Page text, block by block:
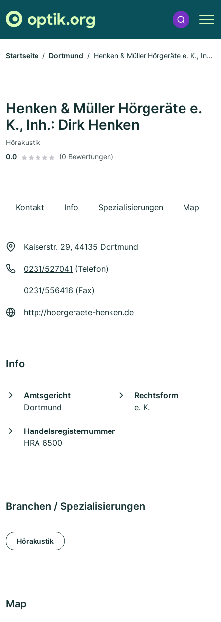
Startseite Dortmund
Henken & Müller Hörgeräte e. K., Inh.:
Henken & Müller Hörgeräte e.
K., Inh.: Dirk Henken
Hörakustik
0.0
(0 Bewertungen)
Kontakt Info Spezialisierungen Map
Kaiserstr. 29, 44135 Dortmund
0231/527041 (Telefon)
0231/556416 (Fax)
http://hoergeraete-henken.de
Info
Amtsgericht
Dortmund
Rechtsform
e. K.
Handelsregisternummer
HRA 6500
Branchen / Spezialisierungen
Hörakustik
Map